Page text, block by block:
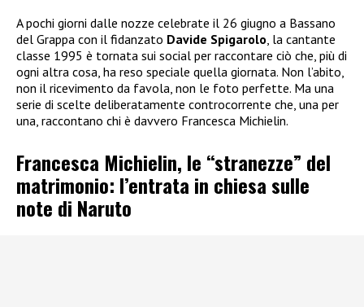
A pochi giorni dalle nozze celebrate il 26 giugno a Bassano
del Grappa con il fidanzato Davide Spigarolo, la cantante
classe 1995 è tornata sui social per raccontare ciò che, più di
ogni altra cosa, ha reso speciale quella giornata. Non l’abito,
non il ricevimento da favola, non le foto perfette. Ma una
serie di scelte deliberatamente controcorrente che, una per
una, raccontano chi è davvero Francesca Michielin.
Francesca Michielin, le “stranezze” del
matrimonio: l’entrata in chiesa sulle
note di Naruto